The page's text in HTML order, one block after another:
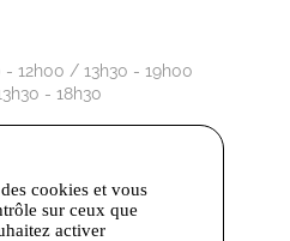
12h00 / 13h30 - 19h00
- 18h30
cookies et vous
sur ceux que
activer